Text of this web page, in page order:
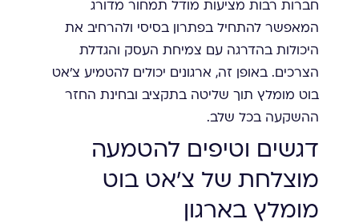
חברות רבות מציעות מודל תמחור מדורג
המאפשר להתחיל בפתרון בסיסי ולהרחיב את
היכולות בהדרגה עם צמיחת העסק והגדלת
הצרכים. באופן זה, ארגונים יכולים להטמיע צ'אט
בוט מומלץ תוך שליטה בתקציב ובחינת החזר
ההשקעה בכל שלב.
דגשים וטיפים להטמעה
מוצלחת של צ'אט בוט
מומלץ בארגון